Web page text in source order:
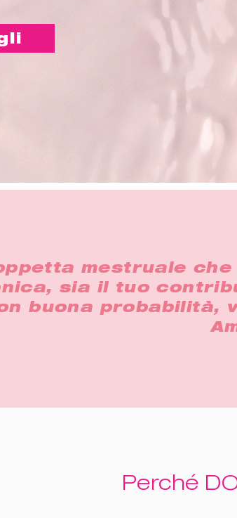
mestruale
sia il tuo
buona probabilità,
Perché